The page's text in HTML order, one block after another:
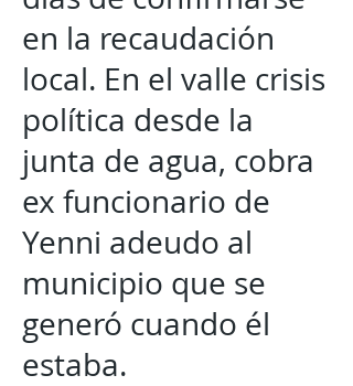
en la recaudación
local. En el valle crisis
política desde la
junta de agua, cobra
ex funcionario de
Yenni adeudo al
municipio que se
generó cuando él
estaba.